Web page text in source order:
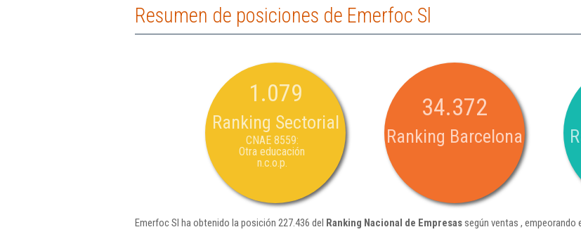
Resumen de posiciones de Emerfoc Sl
1.079
Ranking Sectorial
CNAE 8559:
Otra educación
n.c.o.p.
34.372
Ranking Barcelona
Emerfoc Sl ha obtenido la posición 227.436 del Ranking Nacional de Empresassegún ventas , empeorando